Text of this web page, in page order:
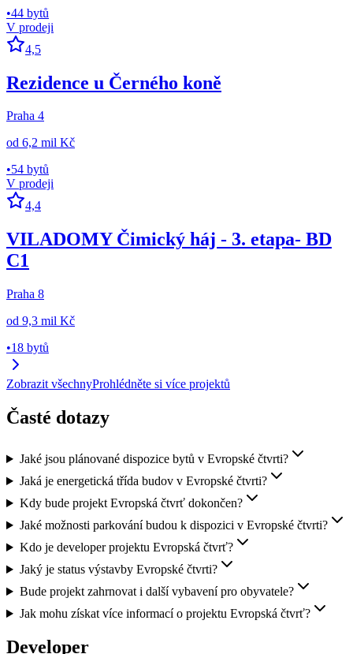
•44 bytů
V prodeji
4,5
Rezidence u Černého koně
Praha 4
od 6,2 mil Kč
•54 bytů
V prodeji
4,4
VILADOMY Čimický háj - 3. etapa- BD
C1
Praha 8
od 9,3 mil Kč
•18 bytů
Zobrazit všechnyProhlédněte si více projektů
Časté dotazy
Jaké jsou plánované dispozice bytů v Evropské čtvrti?
Jaká je energetická třída budov v Evropské čtvrti?
Kdy bude projekt Evropská čtvrť dokončen?
Jaké možnosti parkování budou k dispozici v Evropské čtvrti?
Kdo je developer projektu Evropská čtvrť?
Jaký je status výstavby Evropské čtvrti?
Bude projekt zahrnovat i další vybavení pro obyvatele?
Jak mohu získat více informací o projektu Evropská čtvrť?
Developer